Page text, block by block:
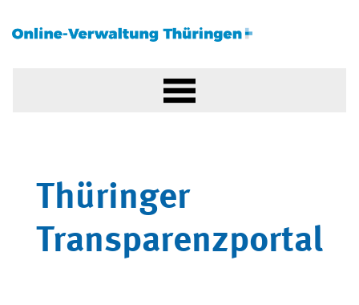
Thüringer
Transparenzportal